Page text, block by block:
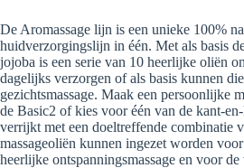
De Aromassage lijn is een unieke 100%
huidverzorgingslijn in één. Met als basis
jojoba is een serie van 10 heerlijke oliën
dagelijks verzorgen of als basis kunnen
gezichtsmassage. Maak een persoonlijke
de Basic2 of kies voor één van de kant-
verrijkt met een doeltreffende combinatie
massageoliën kunnen ingezet worden
heerlijke ontspanningsmassage en voor